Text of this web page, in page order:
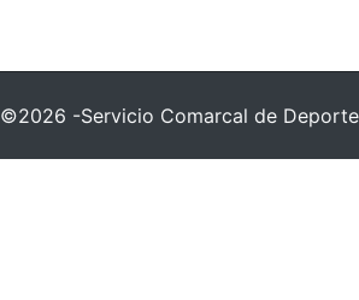
©2026 -Servicio Comarcal de